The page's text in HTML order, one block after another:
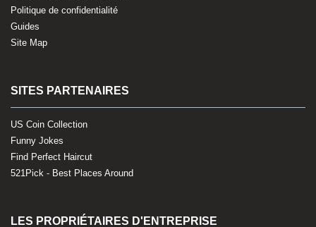
Politique de confidentialité
Guides
Site Map
SITES PARTENAIRES
US Coin Collection
Funny Jokes
Find Perfect Haircut
521Pick - Best Places Around
LES PROPRIÉTAIRES D'ENTREPRISE